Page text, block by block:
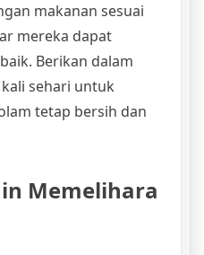
makanan sesuai
mereka dapat
Berikan dalam
sehari untuk
tetap bersih dan
Memelihara